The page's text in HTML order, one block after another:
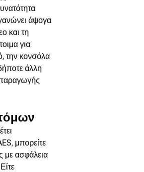
άψογα
και τη
για
την κονσόλα
άλλη
μπορείτε
με ασφάλεια